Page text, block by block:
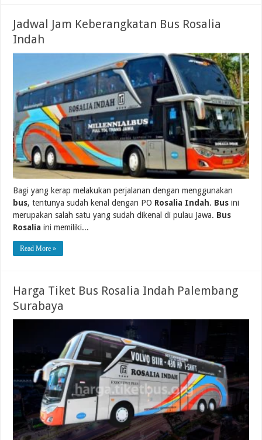
Jadwal Jam Keberangkatan Bus Rosalia
Indah
Bagi yang kerap melakukan perjalanan dengan menggunakan
bus, tentunya sudah kenal dengan PO Rosalia Indah. Bus ini
merupakan salah satu yang sudah dikenal di pulau Jawa. Bus
Rosalia ini memiliki...
Read More »
Harga Tiket Bus Rosalia Indah Palembang
Surabaya